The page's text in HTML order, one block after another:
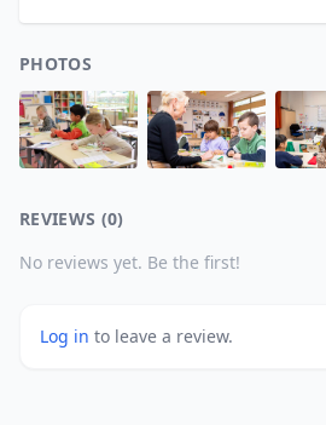
PHOTOS
REVIEWS (0)
No reviews yet. Be the first!
Log in to leave a review.